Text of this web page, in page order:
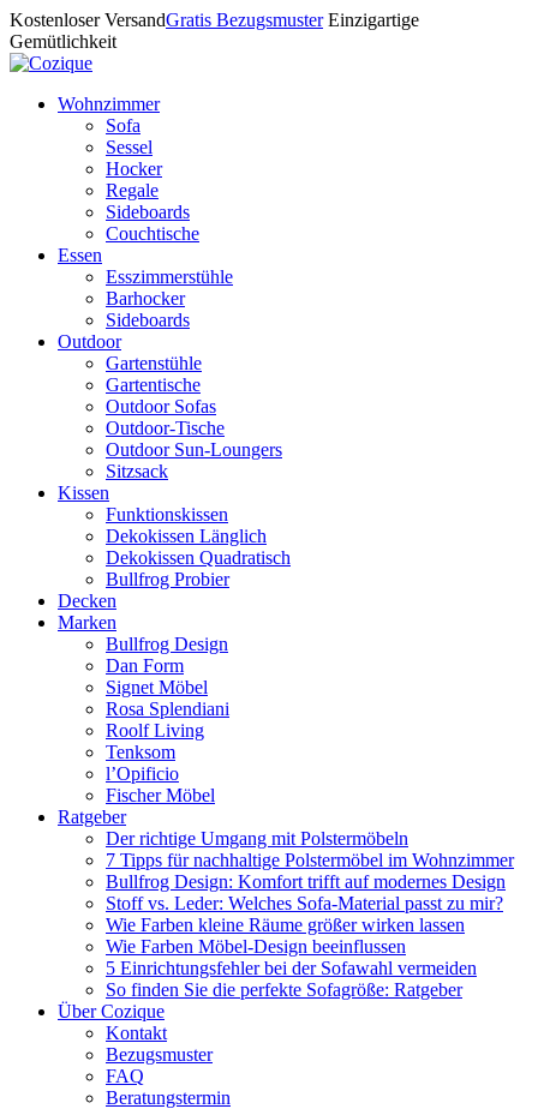
Kostenloser VersandGratis Bezugsmuster Einzigartige
Gemütlichkeit
Wohnzimmer
Sofa
Sessel
Hocker
Regale
Sideboards
Couchtische
Essen
Esszimmerstühle
Barhocker
Sideboards
Outdoor
Gartenstühle
Gartentische
Outdoor Sofas
Outdoor-Tische
Outdoor Sun-Loungers
Sitzsack
Kissen
Funktionskissen
Dekokissen Länglich
Dekokissen Quadratisch
Bullfrog Probier
Decken
Marken
Bullfrog Design
Dan Form
Signet Möbel
Rosa Splendiani
Roolf Living
Tenksom
l’Opificio
Fischer Möbel
Ratgeber
Der richtige Umgang mit Polstermöbeln
7 Tipps für nachhaltige Polstermöbel im Wohnzimmer
Bullfrog Design: Komfort trifft auf modernes Design
Stoff vs. Leder: Welches Sofa-Material passt zu mir?
Wie Farben kleine Räume größer wirken lassen
Wie Farben Möbel-Design beeinflussen
5 Einrichtungsfehler bei der Sofawahl vermeiden
So finden Sie die perfekte Sofagröße: Ratgeber
Über Cozique
Kontakt
Bezugsmuster
FAQ
Beratungstermin